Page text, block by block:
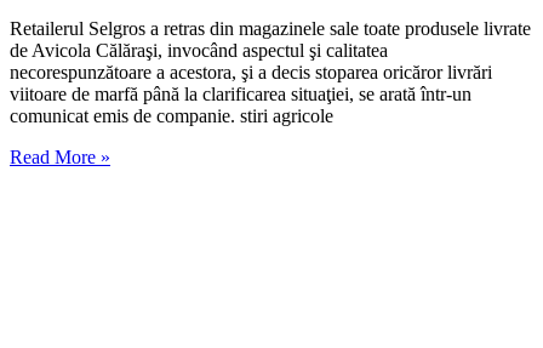
Retailerul Selgros a retras din magazinele sale toate produsele livrate
de Avicola Călăraşi, invocând aspectul şi calitatea
necorespunzătoare a acestora, şi a decis stoparea oricăror livrări
viitoare de marfă până la clarificarea situaţiei, se arată într-un
comunicat emis de companie. stiri agricole
Read More »